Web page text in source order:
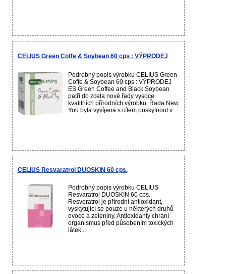
CELIUS Green Coffe & Soybean 60 cps : VÝPRODEJ
Podrobný popis výrobku CELIUS Green
Coffe & Soybean 60 cps : VÝPRODEJ
ES Green Coffee and Black Soybean
patří do zcela nové řady vysoce
kvalitních přírodních výrobků. Řada New
You byla vyvíjena s cílem poskytnout v...
CELIUS Resvaratrol DUOSKIN 60 cps.
Podrobný popis výrobku CELIUS
Resvaratrol DUOSKIN 60 cps.
Resveratrol je přírodní antioxidant,
vyskytující se pouze u některých druhů
ovoce a zeleniny. Antioxidanty chrání
organismus před působením toxických
látek...